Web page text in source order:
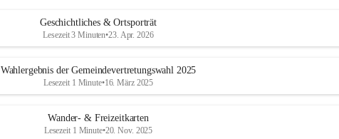
Geschichtliches & Ortsporträt
Lesezeit 3 Minuten•23. Apr. 2026
Wahlergebnis der Gemeindevertretungswahl 2025
Lesezeit 1 Minute•16. März 2025
Wander- & Freizeitkarten
Lesezeit 1 Minute•20. Nov. 2025